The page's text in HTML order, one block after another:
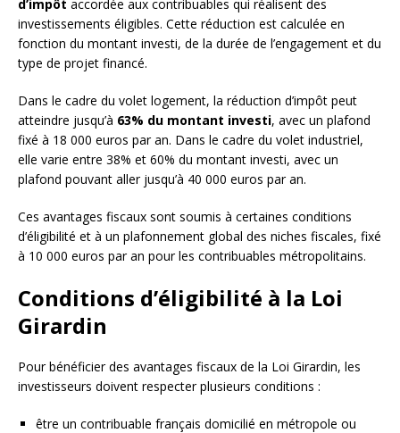
d’impôt accordée aux contribuables qui réalisent des
investissements éligibles. Cette réduction est calculée en
fonction du montant investi, de la durée de l’engagement et du
type de projet financé.
Dans le cadre du volet logement, la réduction d’impôt peut
atteindre jusqu’à 63% du montant investi, avec un plafond
fixé à 18 000 euros par an. Dans le cadre du volet industriel,
elle varie entre 38% et 60% du montant investi, avec un
plafond pouvant aller jusqu’à 40 000 euros par an.
Ces avantages fiscaux sont soumis à certaines conditions
d’éligibilité et à un plafonnement global des niches fiscales, fixé
à 10 000 euros par an pour les contribuables métropolitains.
Conditions d’éligibilité à la Loi
Girardin
Pour bénéficier des avantages fiscaux de la Loi Girardin, les
investisseurs doivent respecter plusieurs conditions :
être un contribuable français domicilié en métropole ou